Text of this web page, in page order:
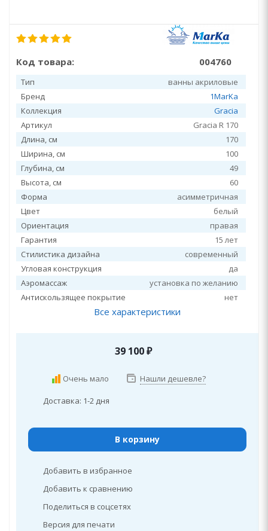
Код товара: 004760
Тип
ванны акриловые
Бренд
1MarKa
Коллекция
Gracia
Артикул
Gracia R 170
Длина, см
170
Ширина, см
100
Глубина, см
49
Высота, см
60
Форма
асимметричная
Цвет
белый
Ориентация
правая
Гарантия
15 лет
Стилистика дизайна
современный
Угловая конструкция
да
Аэромассаж
установка по желанию
Антискользящее покрытие
нет
Все характеристики
39 100₽
Очень мало Нашли дешевле?
Доставка: 1-2 дня
В корзину
Добавить в избранное
Добавить к сравнению
Поделиться в соцсетях
Версия для печати